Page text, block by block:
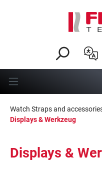
Watch Straps and
Displays & Werkzeug
Displays &